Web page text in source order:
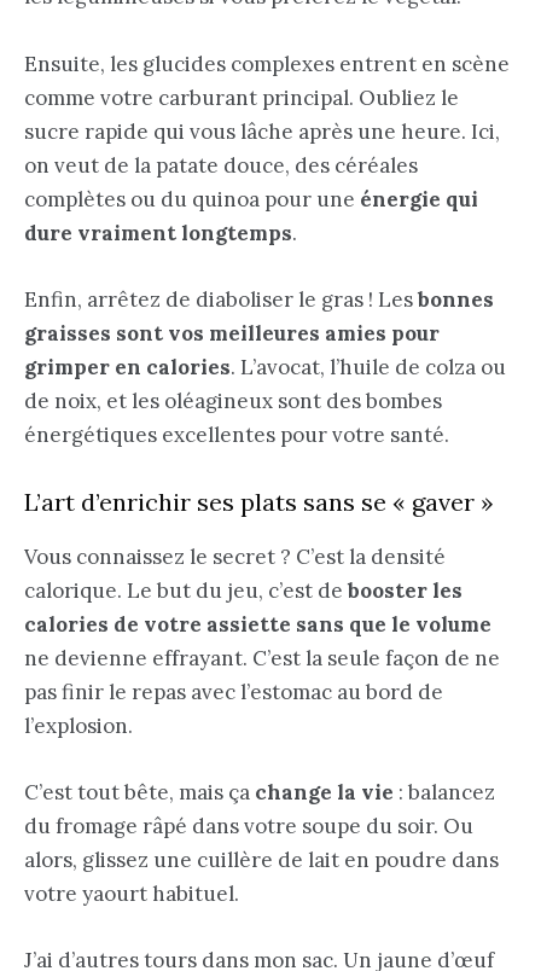
Ensuite, les glucides complexes entrent en scène
comme votre carburant principal. Oubliez le
sucre rapide qui vous lâche après une heure. Ici,
on veut de la patate douce, des céréales
complètes ou du quinoa pour une énergie qui
dure vraiment longtemps.
Enfin, arrêtez de diaboliser le gras ! Lesbonnes
graisses sont vos meilleures amies pour
grimper en calories. L’avocat, l’huile de colza ou
de noix, et les oléagineux sont des bombes
énergétiques excellentes pour votre santé.
L’art d’enrichir ses plats sans se « gaver »
Vous connaissez le secret ? C’est la densité
calorique. Le but du jeu, c’est debooster les
calories de votre assiette sans que le volume
ne devienne effrayant. C’est la seule façon de ne
pas finir le repas avec l’estomac au bord de
l’explosion.
C’est tout bête, mais ça change la vie : balancez
du fromage râpé dans votre soupe du soir. Ou
alors, glissez une cuillère de lait en poudre dans
votre yaourt habituel.
J’ai d’autres tours dans mon sac. Un jaune d’œuf